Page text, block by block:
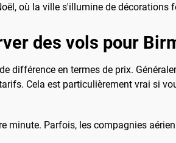
où la ville s'illumine de décorations
des vols pour
différence en termes de prix.
Cela est particulièrement vrai si
minute. Parfois, les compagnies